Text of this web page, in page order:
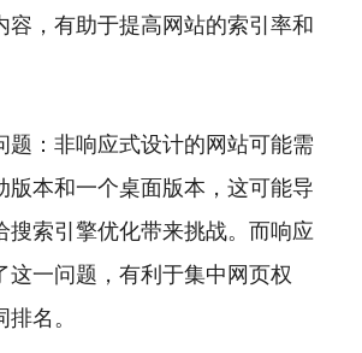
容，有助于提高网站的索引率和
题：非响应式设计的网站可能需
版本和一个桌面版本，这可能导
搜索引擎优化带来挑战。而响应
这一问题，有利于集中网页权
名。